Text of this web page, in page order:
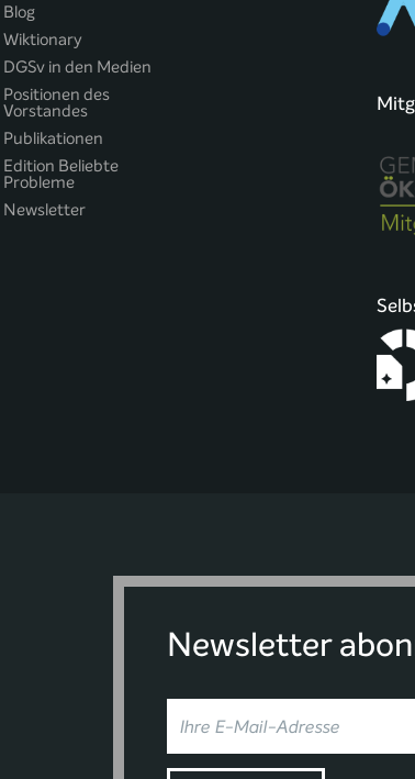
Blog
Wiktionary
DGSv in den Medien
Positionen des
Vorstandes
Publikationen
Edition Beliebte
Probleme
Newsletter
Newsletter